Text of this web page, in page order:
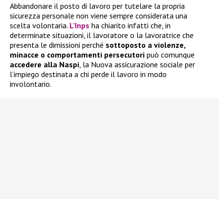
Abbandonare il posto di lavoro per tutelare la propria
sicurezza personale non viene sempre considerata una
scelta volontaria. L’Inps ha chiarito infatti che, in
determinate situazioni, il lavoratore o la lavoratrice che
presenta le dimissioni perché sottoposto a violenze,
minacce o comportamenti persecutori può comunque
accedere alla Naspi , la Nuova assicurazione sociale per
l’impiego destinata a chi perde il lavoro in modo
involontario.